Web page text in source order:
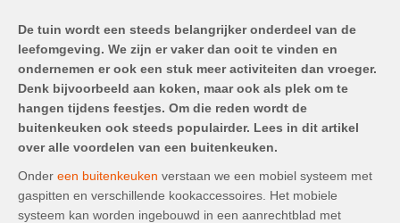
De tuin wordt een steeds belangrijker onderdeel van de
leefomgeving. We zijn er vaker dan ooit te vinden en
ondernemen er ook een stuk meer activiteiten dan vroeger.
Denk bijvoorbeeld aan koken, maar ook als plek om te
hangen tijdens feestjes. Om die reden wordt de
buitenkeuken ook steeds populairder. Lees in dit artikel
over alle voordelen van een buitenkeuken.
Onder een buitenkeuken verstaan we een mobiel systeem met
gaspitten en verschillende kookaccessoires. Het mobiele
systeem kan worden ingebouwd in een aanrechtblad met